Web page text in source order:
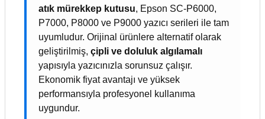
atık mürekkep kutusu, Epson SC-P6000,
P7000, P8000 ve P9000 yazıcı serileri ile tam
uyumludur. Orijinal ürünlere alternatif olarak
geliştirilmiş, çipli ve doluluk algılamalı
yapısıyla yazıcınızla sorunsuz çalışır.
Ekonomik fiyat avantajı ve yüksek
performansıyla profesyonel kullanıma
uygundur.